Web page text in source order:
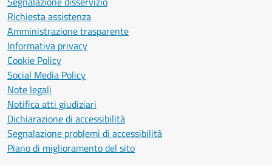
Richiesta assistenza
Amministrazione trasparente
Informativa privacy
Cookie Policy
Social Media Policy
Note legali
Notifica atti giudiziari
Dichiarazione di accessibilità
Segnalazione problemi di accessibilità
Piano di miglioramento del sito